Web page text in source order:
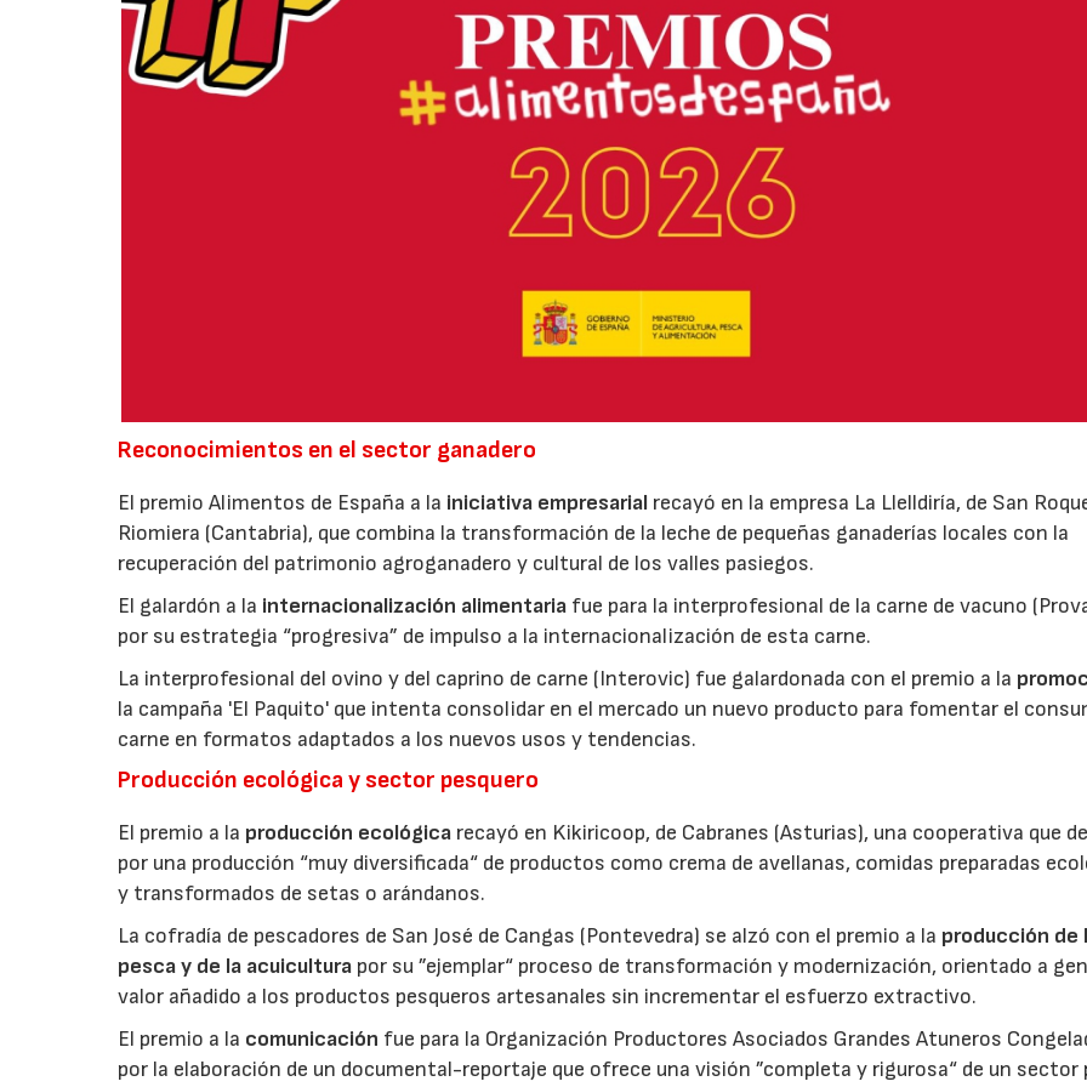
Reconocimientos en el sector ganadero
El premio Alimentos de España a la iniciativa empresarial recayó en la empresa La Llelldiría, de San
Riomiera (Cantabria), que combina la transformación de la leche de pequeñas ganaderías locales con la
recuperación del patrimonio agroganadero y cultural de los valles pasiegos.
El galardón a la internacionalización alimentaria fue para la interprofesional de la carne de vacuno
por su estrategia “progresiva” de impulso a la internacionalización de esta carne.
La interprofesional del ovino y del caprino de carne (Interovic) fue galardonada con el premio a la
la campaña 'El Paquito' que intenta consolidar en el mercado un nuevo producto para fomentar el
carne en formatos adaptados a los nuevos usos y tendencias.
Producción ecológica y sector pesquero
El premio a la producción ecológica recayó en Kikiricoop, de Cabranes (Asturias), una cooperativa que
por una producción “muy diversificada“ de productos como crema de avellanas, comidas preparadas
y transformados de setas o arándanos.
La cofradía de pescadores de San José de Cangas (Pontevedra) se alzó con el premio a la producción de
pesca y de la acuicultura por su ”ejemplar“ proceso de transformación y modernización, orientado a
valor añadido a los productos pesqueros artesanales sin incrementar el esfuerzo extractivo.
El premio a la comunicación fue para la Organización Productores Asociados Grandes Atuneros
por la elaboración de un documental-reportaje que ofrece una visión ”completa y rigurosa“ de un sector